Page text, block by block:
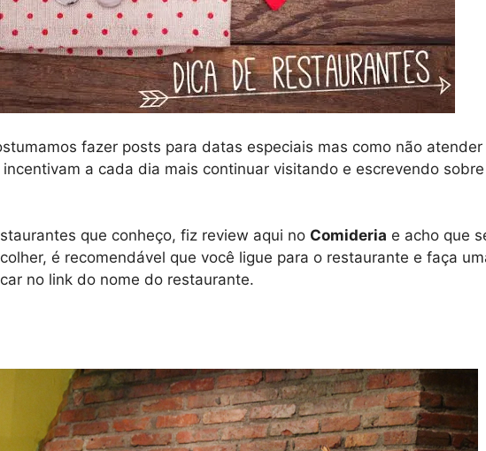
fazer posts para datas especiais mas como não
a cada dia mais continuar visitando e escrevendo
que conheço, fiz review aqui no Comideria e acho que
é recomendável que você ligue para o restaurante e faça
no link do nome do restaurante.